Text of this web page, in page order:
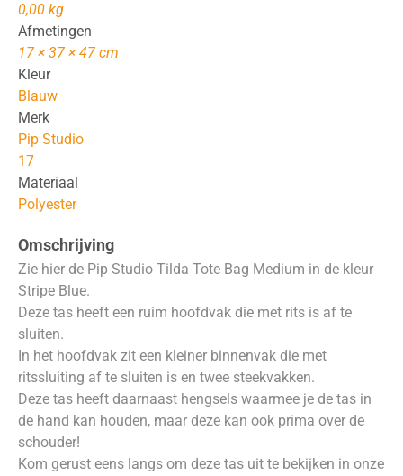
0,00 kg
Afmetingen
17 × 37 × 47 cm
Kleur
Blauw
Merk
Pip Studio
17
Materiaal
Polyester
Omschrijving
Zie hier de Pip Studio Tilda Tote Bag Medium in de kleur
Stripe Blue.
Deze tas heeft een ruim hoofdvak die met rits is af te
sluiten.
In het hoofdvak zit een kleiner binnenvak die met
ritssluiting af te sluiten is en twee steekvakken.
Deze tas heeft daarnaast hengsels waarmee je de tas in
de hand kan houden, maar deze kan ook prima over de
schouder!
Kom gerust eens langs om deze tas uit te bekijken in onze